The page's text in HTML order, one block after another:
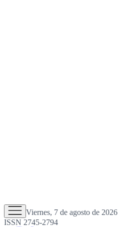
Viernes, 7 de agosto de 2026
ISSN 2745-2794